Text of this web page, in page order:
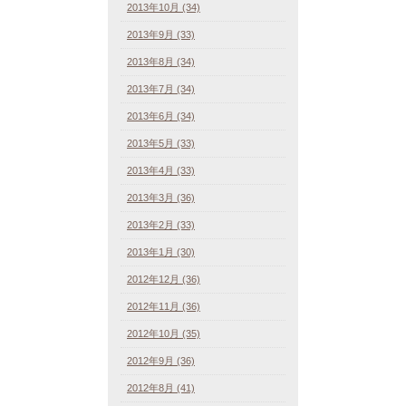
2013年10月 (34)
2013年9月 (33)
2013年8月 (34)
2013年7月 (34)
2013年6月 (34)
2013年5月 (33)
2013年4月 (33)
2013年3月 (36)
2013年2月 (33)
2013年1月 (30)
2012年12月 (36)
2012年11月 (36)
2012年10月 (35)
2012年9月 (36)
2012年8月 (41)